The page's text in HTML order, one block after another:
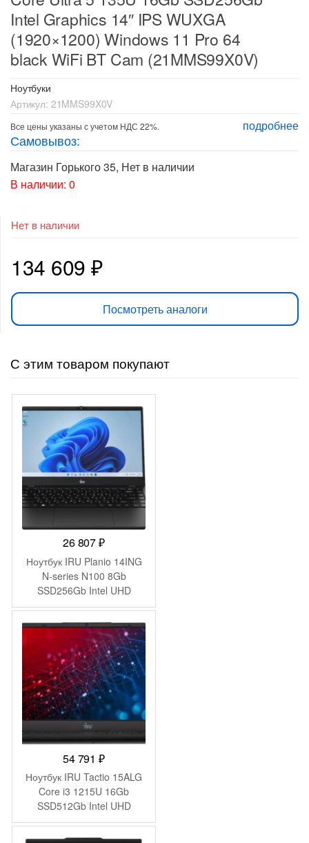
Intel Graphics 14″ IPS WUXGA
(1920×1200) Windows 11 Pro 64
black WiFi BT Cam (21MMS99X0V)
Ноутбуки
Артикул: 21MMS99X0V
подробнее
Все цены указаны с учетом НДС 22%.
Самовывоз:
Магазин Горького 35, Нет в наличии
В наличии: 0
Нет в наличии
134 609 ₽
Посмотреть аналоги
С этим товаром покупают
26 807₽
Ноутбук IRU Planio 14ING
N-series N100 8Gb
SSD256Gb Intel UHD
Graphics 14″ IPS FHD
(1920×1080) Windows 11
Pro Multi Language 64
black WiFi BT Cam
6000mAh (2059098)
54 791₽
Ноутбук IRU Tactio 15ALG
Core i3 1215U 16Gb
SSD512Gb Intel UHD
Graphics 15.6″ IPS FHD
(1920×1080) Windows 11